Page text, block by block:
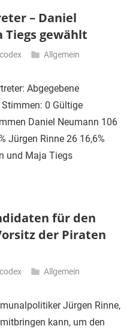
– Daniel
Tiegs gewählt
Allgemein
Abgegebene
0 Gültige
Daniel Neumann 106
Jürgen Rinne 26 16,6%
und Maja Tiegs
für den
der Piraten
Allgemein
Jürgen Rinne,
kann, um den